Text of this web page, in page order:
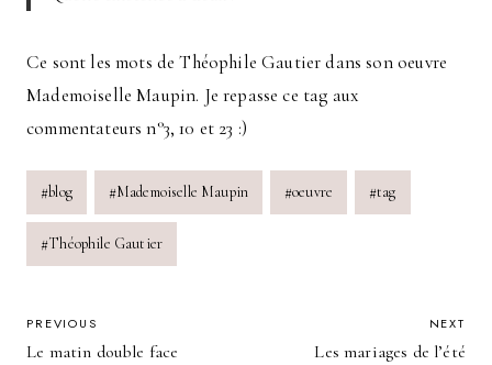
Ce sont les mots de Théophile Gautier dans son oeuvre
Mademoiselle Maupin. Je repasse ce tag aux
commentateurs n°3, 10 et 23 :)
Post
Tags:
#blog #Mademoiselle Maupin #oeuvre #tag
#Théophile Gautier
POST
PREVIOUS
Le matin double face
NEXT
Les mariages de l’été